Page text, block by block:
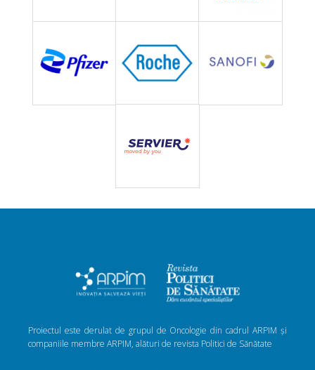
Proiectul este derulat de grupul de Oncologie din cadrul ARPIM și
companiile membre ARPIM, alături de revista Politici de Sănătate